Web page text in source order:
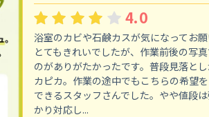
4.0
浴室のカビや石鹸カスが気になってお
とてもきれいでしたが、作業前後の写
のがありがたかったです。普段見落と
カピカ。作業の途中でもこちらの希望
できるスタッフさんでした。やや値段
かり対応し...